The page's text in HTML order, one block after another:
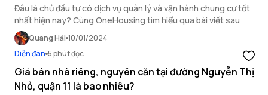
Đâu là chủ đầu tư có dịch vụ quản lý và vận hành chung cư tốt
nhất hiện nay? Cùng OneHousing tìm hiểu qua bài viết sau
Quang Hải 10/01/2024
Diễn đàn 5 phút đọc
Giá bán nhà riêng, nguyên căn tại đường Nguyễn Thị
Nhỏ, quận 11 là bao nhiêu?